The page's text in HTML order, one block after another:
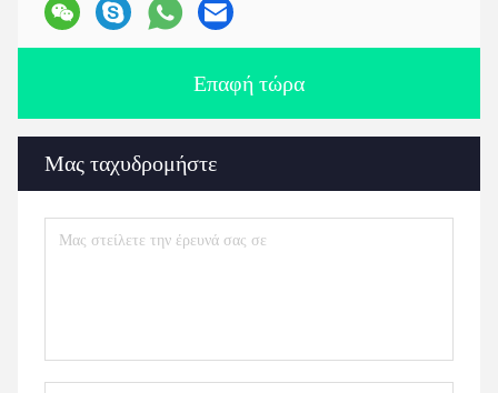
Επαφή τώρα
Μας ταχυδρομήστε